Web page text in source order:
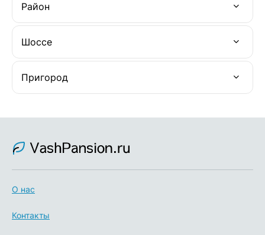
Район
Шоссе
Пригород
О нас
Контакты